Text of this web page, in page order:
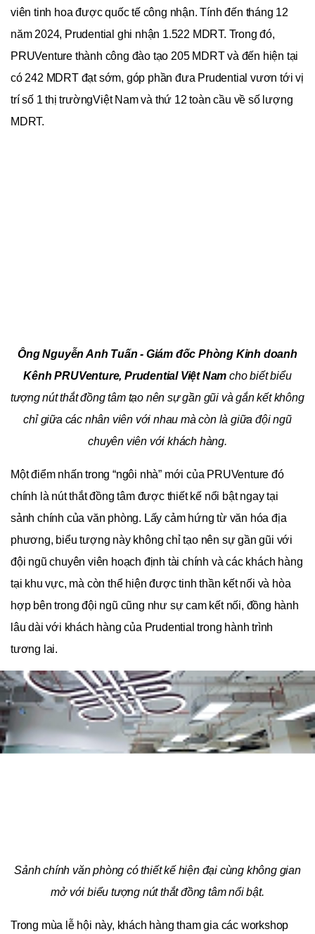
viên tinh hoa được quốc tế công nhận. Tính đến tháng 12
năm 2024, Prudential ghi nhận 1.522 MDRT. Trong đó,
PRUVenture thành công đào tạo 205 MDRT và đến hiện tại
có 242 MDRT đạt sớm, góp phần đưa Prudential vươn tới vị
trí số 1 thị trườngViệt Nam và thứ 12 toàn cầu về số lượng
MDRT.
Ông Nguyễn Anh Tuấn - Giám đốc Phòng Kinh doanh
Kênh PRUVenture, Prudential Việt Nam cho biết biểu
tượng nút thắt đồng tâm tạo nên sự gần gũi và gắn kết không
chỉ giữa các nhân viên với nhau mà còn là giữa đội ngũ
chuyên viên với khách hàng.
Một điểm nhấn trong “ngôi nhà” mới của PRUVenture đó
chính là nút thắt đồng tâm được thiết kế nổi bật ngay tại
sảnh chính của văn phòng. Lấy cảm hứng từ văn hóa địa
phương, biểu tượng này không chỉ tạo nên sự gần gũi với
đội ngũ chuyên viên hoạch định tài chính và các khách hàng
tại khu vực, mà còn thể hiện được tinh thần kết nối và hòa
hợp bên trong đội ngũ cũng như sự cam kết nối, đồng hành
lâu dài với khách hàng của Prudential trong hành trình
tương lai.
Sảnh chính văn phòng có thiết kế hiện đại cùng không gian
mở với biểu tượng nút thắt đồng tâm nổi bật.
Trong mùa lễ hội này, khách hàng tham gia các workshop